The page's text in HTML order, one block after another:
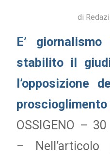
di
E’
stabilito il
l’opposizione
proscioglimento
OSSIGENO –
–